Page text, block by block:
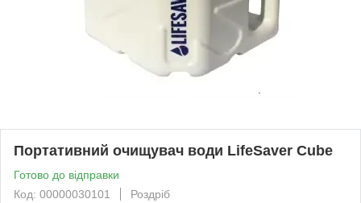
Портативний очищувач води LifeSaver Cube
Готово до відправки
Код: 00000030101
Роздріб